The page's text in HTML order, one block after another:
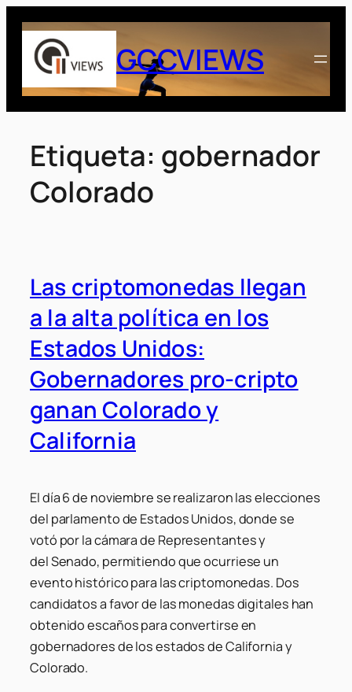
Saltar
contenido
GCCVIEWS
Etiqueta: gobernador
Colorado
Las criptomonedas llegan
a la alta política en los
Estados Unidos:
Gobernadores pro-cripto
ganan Colorado y
California
El día 6 de noviembre se realizaron las elecciones
del parlamento de Estados Unidos, donde se
votó por la cámara de Representantesy
delSenado, permitiendo que ocurriese un
evento histórico para las criptomonedas. Dos
candidatos a favor de las monedas digitales han
obtenido escaños para convertirse en
gobernadores de los estados de California y
Colorado.